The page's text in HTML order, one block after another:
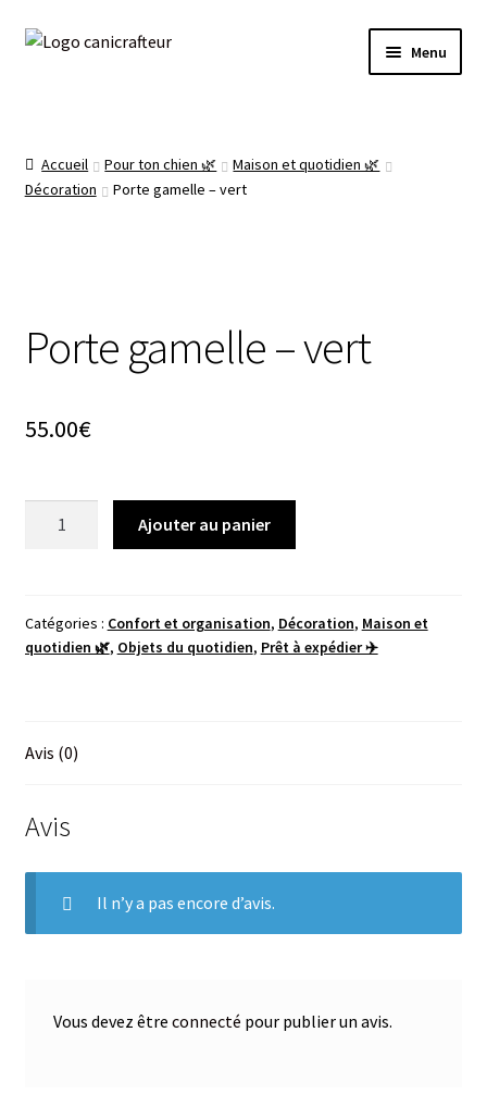
Aller
Aller
Menu
La boutique 🌿
Panier
Accueil Pour ton chien 🌿
Maison et quotidien 🌿
Décoration
Porte gamelle – vert
Porte gamelle – vert
55.00€
-
vert
Ajouter au panier
Catégories : Confort et organisation, Décoration, Maison et
quotidien 🌿, Objets du quotidien, Prêt à expédier ✈️
Avis (0)
Avis
Il n’y a pas encore d’avis.
Vous devez être connecté pour publier un avis.
Livraison offerte dès 89€ en France métropolitaine